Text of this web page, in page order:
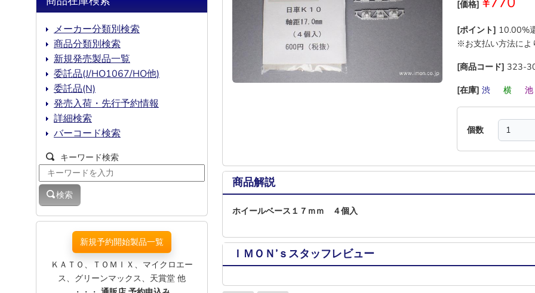
[価格]
[ポイント] 10.00%
※お支払い方法によ
[商品コード] 323-
[在庫] 渋 横 池
個数
商品解説
ホイールベース１７ｍｍ ４個入
ＩＭＯＮ’ｓスタッフレビュー
メーカー分類別検索
商品分類別検索
新規発売製品一覧
委託品(J/HO1067/HO他)
委託品(N)
発売入荷・先行予約情報
詳細検索
バーコード検索
キーワード検索
検索
新規予約開始製品一覧
ＫＡＴＯ、ＴＯＭＩＸ、マイクロエー
ス、グリーンマックス、天賞堂 他